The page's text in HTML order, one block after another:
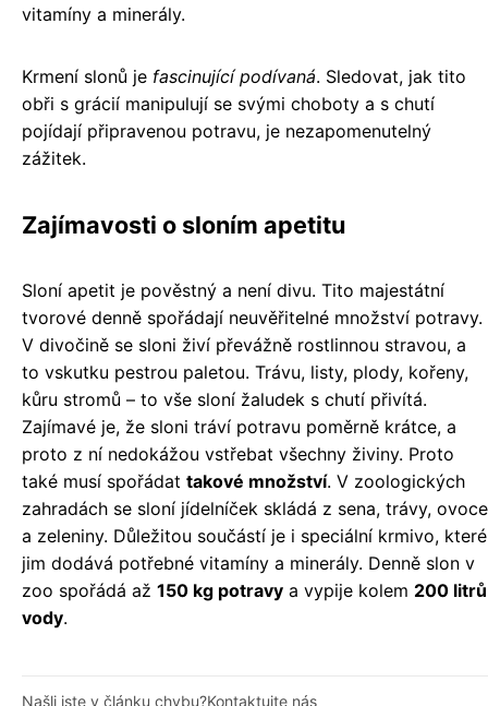
vitamíny a minerály.
Krmení slonů je fascinující podívaná. Sledovat, jak tito
obři s grácií manipulují se svými choboty a s chutí
pojídají připravenou potravu, je nezapomenutelný
zážitek.
Zajímavosti o sloním apetitu
Sloní apetit je pověstný a není divu. Tito majestátní
tvorové denně spořádají neuvěřitelné množství potravy.
V divočině se sloni živí převážně rostlinnou stravou, a
to vskutku pestrou paletou. Trávu, listy, plody, kořeny,
kůru stromů – to vše sloní žaludek s chutí přivítá.
Zajímavé je, že sloni tráví potravu poměrně krátce, a
proto z ní nedokážou vstřebat všechny živiny. Proto
také musí spořádat takové množství. V zoologických
zahradách se sloní jídelníček skládá z sena, trávy, ovoce
a zeleniny. Důležitou součástí je i speciální krmivo, které
jim dodává potřebné vitamíny a minerály. Denně slon v
zoo spořádá až 150 kg potravy a vypije kolem 200 litrů
vody.
Našli jste v článku chybu?Kontaktujte nás